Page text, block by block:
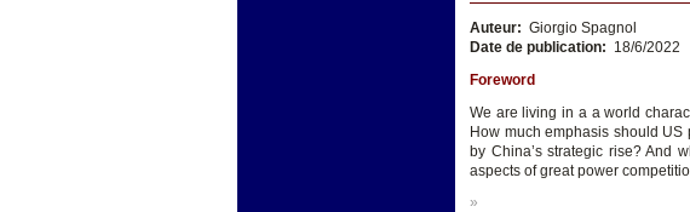
Auteur: Giorgio Spagnol
Date de publication: 18/6/2022
Foreword
We are living in a a world
How much emphasis should
by China’s strategic rise? And
aspects of great power
»